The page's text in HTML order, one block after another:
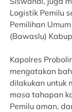
Logistik Pemilu
Pemilihan
(Bawaslu)
Kapolres
mengatakan
dilakukan untuk
masa tahapan
Pemilu aman,